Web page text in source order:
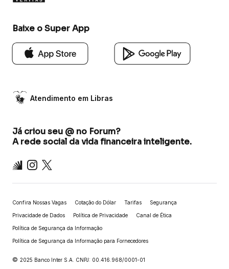
Baixe o Super App
Atendimento em Libras
Já criou seu @ no Forum?
A rede social da vida financeira inteligente.
Inter Instagram
X
Confira Nossas Vagas Cotação do Dólar Tarifas Segurança
Privacidade de Dados Política de Privacidade Canal de Ética
Política de Segurança da Informação
Política de Segurança da Informação para Fornecedores
© 2025 Banco Inter S.A. CNPJ: 00.416.968/0001-01